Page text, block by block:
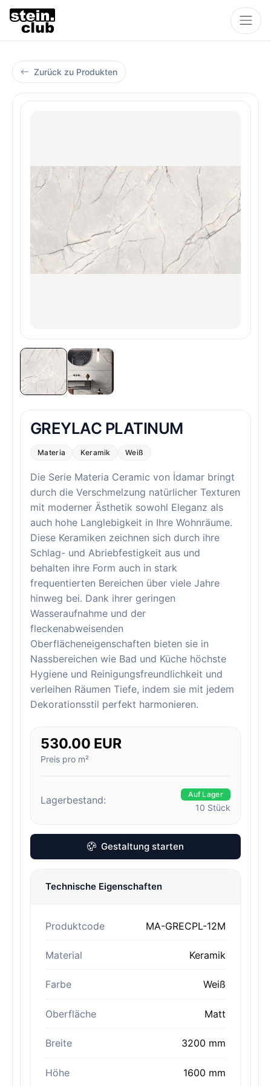
Zurück zu Produkten
GREYLAC PLATINUM
Materia Keramik Weiß
Die Serie Materia Ceramic von İdamar bringt
durch die Verschmelzung natürlicher Texturen
mit moderner Ästhetik sowohl Eleganz als
auch hohe Langlebigkeit in Ihre Wohnräume.
Diese Keramiken zeichnen sich durch ihre
Schlag- und Abriebfestigkeit aus und
behalten ihre Form auch in stark
frequentierten Bereichen über viele Jahre
hinweg bei. Dank ihrer geringen
Wasseraufnahme und der
fleckenabweisenden
Oberflächeneigenschaften bieten sie in
Nassbereichen wie Bad und Küche höchste
Hygiene und Reinigungsfreundlichkeit und
verleihen Räumen Tiefe, indem sie mit jedem
Dekorationsstil perfekt harmonieren.
530.00 EUR
Preis pro m²
Lagerbestand: Auf Lager
10 Stück
Gestaltung starten
Technische Eigenschaften
Produktcode MA-GRECPL-12M
Material Keramik
Farbe Weiß
Oberfläche Matt
Breite 3200 mm
Höhe 1600 mm